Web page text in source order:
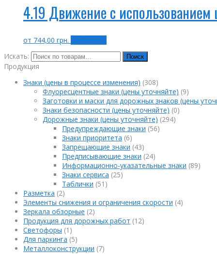
4.19 Движение с
от 744,00 грн.
Искать:
Поиск
Продукция
Знаки (цены в процессе изменения) (308)
Флуоресцентные знаки (цены уточняйте) (9)
Заготовки и маски для дорожных знаков (цены
Знаки безопасности (цены уточняйте) (0)
Дорожные знаки (цены уточняйте) (294)
Предупреждающие знаки (56)
Знаки приоритета (6)
Запрещающие знаки (43)
Предписывающие знаки (24)
Информационно-указательные знаки (89)
Знаки сервиса (25)
Таблички (51)
Разметка (2)
Элементы снижения и ограничения скорости (4)
Зеркала обзорные (2)
Продукция для дорожных работ (12)
Светофоры (1)
Для паркинга (5)
Металлоконструкции (7)